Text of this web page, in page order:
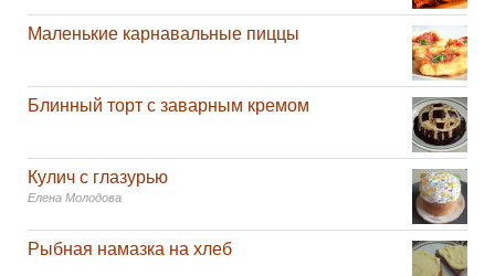
Маленькие карнавальные пиццы
Блинный торт с заварным кремом
Кулич с глазурью
Елена Молодова
Рыбная намазка на хлеб